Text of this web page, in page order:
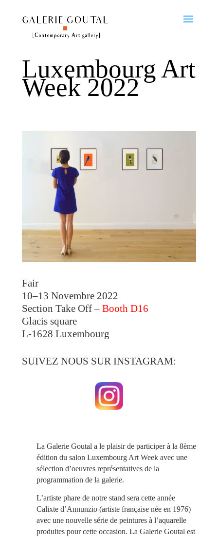
Luxembourg Art
Week 2022
Fair
10–13 Novembre 2022
Section Take Off – Booth D16
Glacis square
L-1628 Luxembourg
SUIVEZ NOUS SUR INSTAGRAM:
La Galerie Goutal a le plaisir de participer à la 8ème
édition du salon Luxembourg Art Week avec une
sélection d’oeuvres représentatives de la
programmation de la galerie.
L’artiste phare de notre stand sera cette année
Calixte d’Annunzio (artiste française née en 1976)
avec une nouvelle série de peintures à l’aquarelle
produites pour cette occasion. La Galerie Goutal est